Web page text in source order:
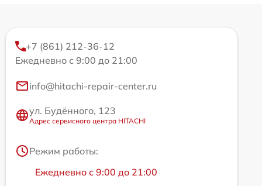
+7 (861) 212-36-12
Ежедневно с 9:00 до 21:00
info@hitachi-repair-center.ru
ул. Будённого, 123
Адрес сервисного центра HITACHI
Режим работы:
Ежедневно с 9:00 до 21:00